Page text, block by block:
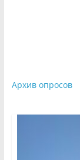
Архив опросов